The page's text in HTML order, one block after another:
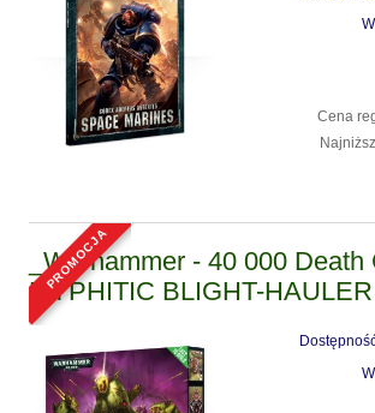
Cena
_Warhammer - 40 000 Death
MYPHITIC BLIGHT-
promocja